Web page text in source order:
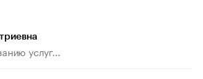
услуг...